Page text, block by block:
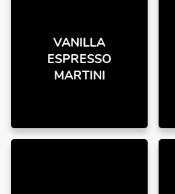
VANILLA
ESPRESSO
MARTINI